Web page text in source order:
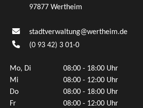
97877 Wertheim
stadtverwaltung@wertheim.de
(0 93 42) 3 01-0
Mo, Di
08:00 - 18:00 Uhr
Mi
08:00 - 12:00 Uhr
Do
08:00 - 18:00 Uhr
Fr
08:00 - 12:00 Uhr